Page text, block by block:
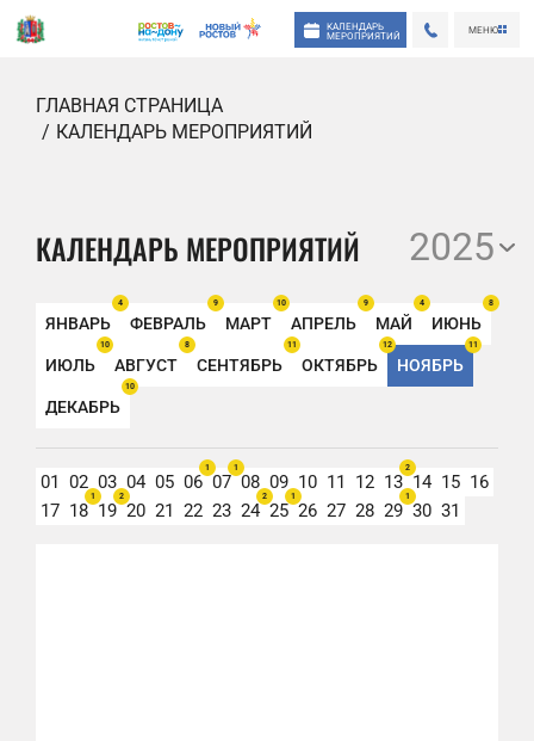
КАЛЕНДАРЬ
МЕРОПРИЯТИЙ
МЕНЮ
ГЛАВНАЯ СТРАНИЦА
КАЛЕНДАРЬ МЕРОПРИЯТИЙ
КАЛЕНДАРЬ МЕРОПРИЯТИЙ 2025
ЯНВАРЬ
4
ФЕВРАЛЬ
9
МАРТ
10
АПРЕЛЬ
9
МАЙ
4
ИЮНЬ
8
ИЮЛЬ
10
АВГУСТ
8
СЕНТЯБРЬ
11
ОКТЯБРЬ
12
НОЯБРЬ
11
ДЕКАБРЬ
10
01 02 03 04 05 06
1
07
1
08 09 10 11 12 13
2
14 15 16
17 18
1
19
2
20 21 22 23 24
2
25
1
26 27 28 29
1
30 31